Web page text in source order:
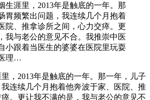
生涯里，2013年是触底的一年。那
胃频繁出问题，我连续几个月抱着
院、推拿诊所之间，心力交瘁。更
我与老公的意见不合。我推崇中医
小跟着当医生的婆婆在医院里玩耍
理…
，2013年是触底的一年。那一年，儿子
连续几个月抱着他奔波于家、医院、推
。更让我不满的是，我与老公的意见不